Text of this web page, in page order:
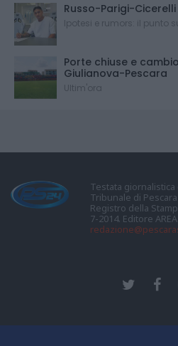
Russo-Parigi-
Ipotesi e rumors: il punto
Porte chiuse e
Giulianova-Pescara
Ultim'ora
Testata
Tribunale di
Registro della
7-2014. Editore